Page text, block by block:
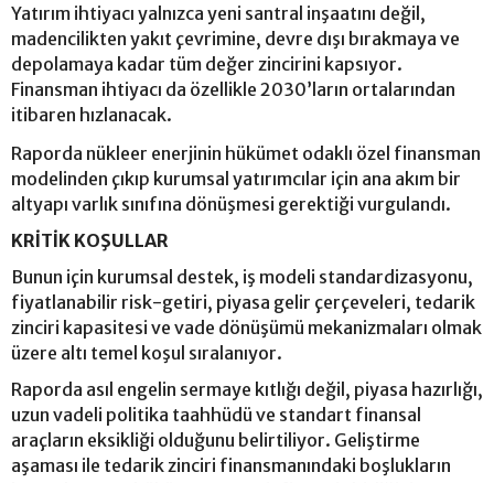
Yatırım ihtiyacı yalnızca yeni santral inşaatını değil,
madencilikten yakıt çevrimine, devre dışı bırakmaya ve
depolamaya kadar tüm değer zincirini kapsıyor.
Finansman ihtiyacı da özellikle 2030’ların ortalarından
itibaren hızlanacak.
Raporda nükleer enerjinin hükümet odaklı özel finansman
modelinden çıkıp kurumsal yatırımcılar için ana akım bir
altyapı varlık sınıfına dönüşmesi gerektiği vurgulandı.
KRİTİK KOŞULLAR
Bunun için kurumsal destek, iş modeli standardizasyonu,
fiyatlanabilir risk-getiri, piyasa gelir çerçeveleri, tedarik
zinciri kapasitesi ve vade dönüşümü mekanizmaları olmak
üzere altı temel koşul sıralanıyor.
Raporda asıl engelin sermaye kıtlığı değil, piyasa hazırlığı,
uzun vadeli politika taahhüdü ve standart finansal
araçların eksikliği olduğunu belirtiliyor. Geliştirme
aşaması ile tedarik zinciri finansmanındaki boşlukların